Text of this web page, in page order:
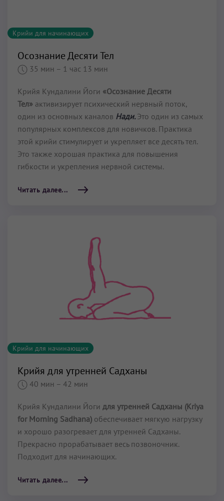
Крийи для начинающих
Осознание Десяти Тел
35 мин – 1 час 13 мин
Крийя Кундалини Йоги «Осознание Десяти
Тел» активизирует психический нервный поток,
один из основных каналов Нади.Это один из самых
популярных комплексов для новичков. Практика
этой крийи стимулирует и укреп­ляет все десять тел.
Это также хорошая практика для повышения
гибкости и укрепления нервной системы.
Читать далее...
Крийи для начинающих
Крийя для утренней Садханы
40 мин – 42 мин
Крийя Кундалини Йоги для утренней Садханы (Kriya
for Morning Sadhana) обеспечивает мягкую нагрузку
и хорошо разогревает для утренней Садханы.
Прекрасно прорабатывает весь позвоночник.
Подходит для начинающих.
Читать далее...